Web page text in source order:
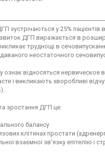
зустрічаються у 25%
ДГП виражається в
труднощі в
неостаточного
ознак відносяться нервическое
і викликають хворобливі
зростання ДГП це:
балансу
клітинах простати
взаємної зв'язку епітелію і